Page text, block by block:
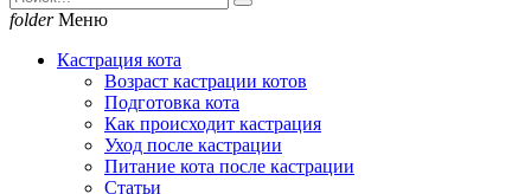
folderМеню
Кастрация кота
Возраст кастрации котов
Подготовка кота
Как происходит кастрация
Уход после кастрации
Питание кота после кастрации
Статьи